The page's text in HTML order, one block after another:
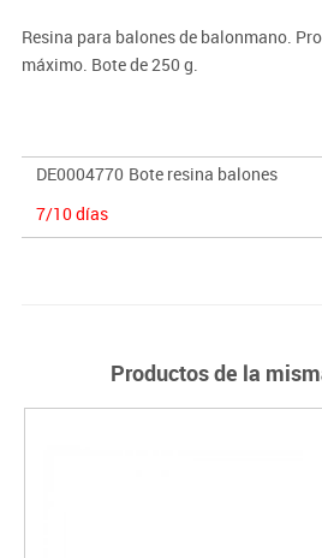
Resina para balones de balonmano.
máximo. Bote de 250 g.
DE0004770 Bote resina balones
7/10 días
Productos de la